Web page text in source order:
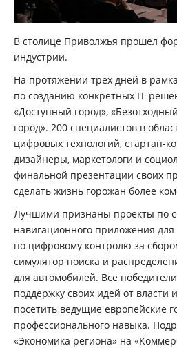
В столице Приволжья прошел
индустрии.
На протяжении трех дней в
по созданию конкретных IT-
«Доступный город»,
город». 200 специалистов в
цифровых технологий, стартап-
дизайнеры, маркетологи и
финальной презентации своих
сделать жизнь горожан более
Лучшими признаны проекты по
навигационного приложения
по цифровому контролю за
симулятор поиска и
для автомобилей. Все
поддержку своих идей от власти
посетить ведущие европейские
профессионального навыка.
«Экономика региона» на